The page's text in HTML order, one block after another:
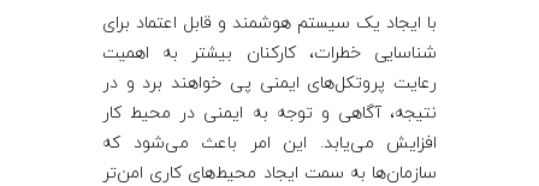
ی
با ایجاد یک سیستم هوشمند و قابل اعتماد برای
شناسایی خطرات، کارکنان بیشتر به اهمیت
رعایت پروتکل‌های ایمنی پی خواهند برد و در
نتیجه، آگاهی و توجه به ایمنی در محیط کار
افزایش می‌یابد. این امر باعث می‌شود که
سازمان‌ها به سمت ایجاد محیط‌های کاری امن‌تر